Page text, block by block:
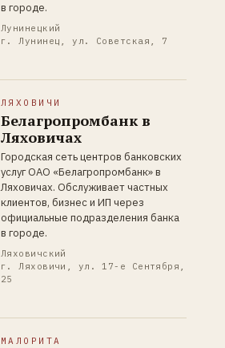
в городе.
Лунинецкий
г. Лунинец, ул. Советская, 7
ЛЯХОВИЧИ
Белагропромбанк в
Ляховичах
Городская сеть центров банковских
услуг ОАО «Белагропромбанк» в
Ляховичах. Обслуживает частных
клиентов, бизнес и ИП через
официальные подразделения банка
в городе.
Ляховичский
г. Ляховичи, ул. 17-е Сентября,
25
МАЛОРИТА